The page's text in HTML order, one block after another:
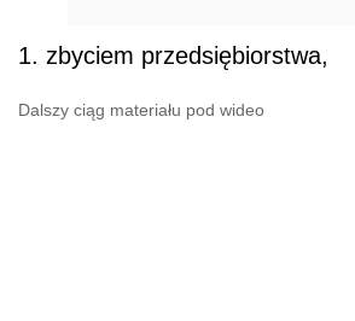
1. zbyciem przedsiębiorstwa,
Dalszy ciąg materiału pod wideo